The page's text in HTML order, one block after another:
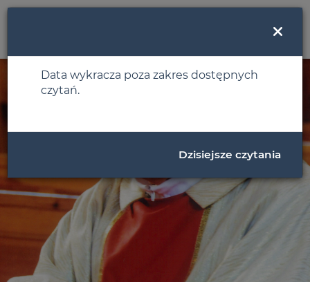
MENU
Data wykracza poza zakres dostępnych
czytań.
Dzisiejsze czytania